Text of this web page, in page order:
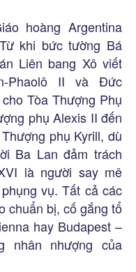
hoàng Argentina
khi bức tường Bá
Liên bang Xô viết
Phaolô II và Đức
Tòa Thượng Phụ
phụ Alexis II đến
phụ Kyrill, dù
Ba Lan đảm trách
là người say mê
vụ. Tất cả các
chuẩn bị, cố gắng tổ
hay Budapest –
nhân nhượng của